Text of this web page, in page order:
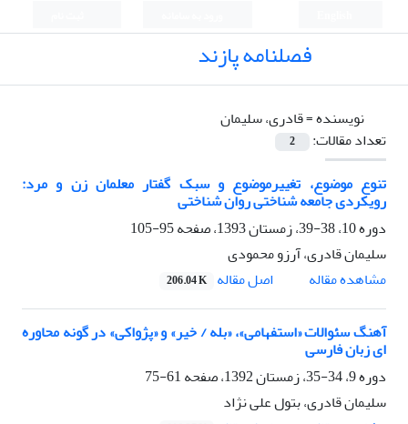
فصلنامه پازند
نویسنده =قادری، سلیمان
تعداد مقالات:
2
تنوع موضوع، تغییرموضوع و سبک گفتار معلمان زن و مرد:
رویکردی جامعه شناختی روان شناختی
دوره 10، 38-39، زمستان 1393، صفحه
95-105
سلیمان قادری، آرزو محمودی
مشاهده مقاله
اصل مقاله 206.04 K
آهنگ سئوالات «استفهامی»، «بله / خیر» و «پژواکی» در گونه محاوره
ای زبان فارسی
دوره 9، 34-35، زمستان 1392، صفحه
61-75
سلیمان قادری، بتول علی نژاد